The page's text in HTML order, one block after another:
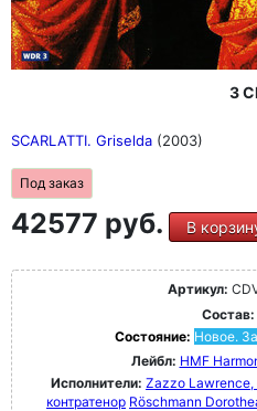
3
SCARLATTI. Griselda (2003)
Под заказ
42577 руб. В
Артикул:
Состав:
Состояние: Новое.
Лейбл: HMF
Исполнители: Zazzo
контратенор Röschmann